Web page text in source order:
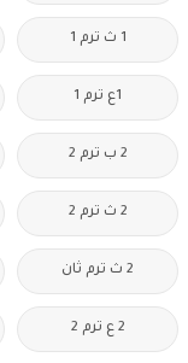
1 ث ترم 1
1ع ترم 1
2 ب ترم 2
2 ث ترم 2
2 ث ترم ثان
2 ع ترم 2